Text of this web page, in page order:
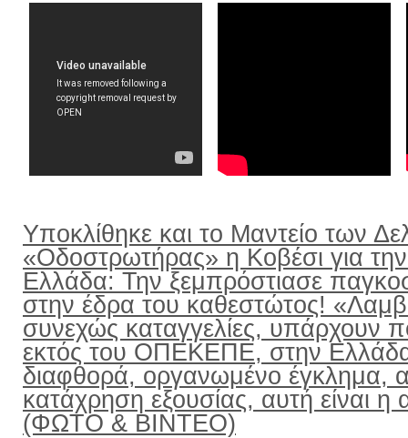
Υποκλίθηκε και το Μαντείο των
«Οδοστρωτήρας» η Κοβέσι για
Ελλάδα: Την ξεμπρόστιασε
στην έδρα του καθεστώτος!
συνεχώς καταγγελίες, υπάρχουν
εκτός του ΟΠΕΚΕΠΕ, στην
διαφθορά, οργανωμένο έγκλημα,
κατάχρηση εξουσίας, αυτή είναι η
(ΦΩΤΟ & ΒΙΝΤΕΟ)